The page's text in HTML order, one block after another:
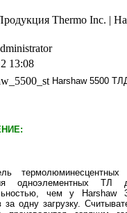
Thermo Inc. |
13:08
Harshaw 5500
одноэлементных ТЛ
чем у Harshaw
за одну загрузку.